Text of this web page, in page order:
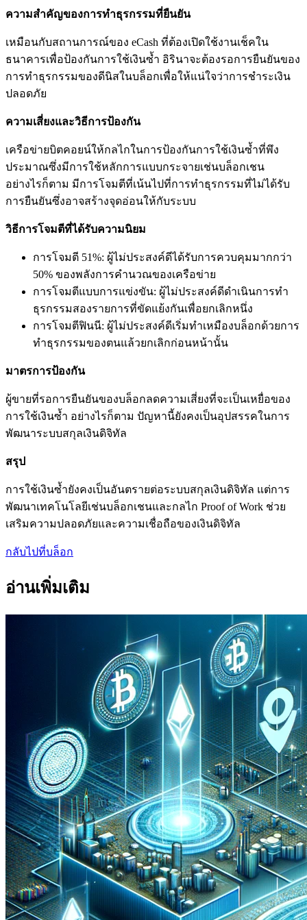
ความสำคัญของการทำธุรกรรมที่ยืนยัน
เหมือนกับสถานการณ์ของ eCash ที่ต้องเปิดใช้งานเช็คใน
ธนาคารเพื่อป้องกันการใช้เงินซ้ำ อิรินาจะต้องรอการยืนยันของ
การทำธุรกรรมของดีนิสในบล็อกเพื่อให้แน่ใจว่าการชำระเงิน
ปลอดภัย
ความเสี่ยงและวิธีการป้องกัน
เครือข่ายบิตคอยน์ให้กลไกในการป้องกันการใช้เงินซ้ำที่พึง
ประมาณซึ่งมีการใช้หลักการแบบกระจายเช่นบล็อกเชน
อย่างไรก็ตาม มีการโจมตีที่เน้นไปที่การทำธุรกรรมที่ไม่ได้รับ
การยืนยันซึ่งอาจสร้างจุดอ่อนให้กับระบบ
วิธีการโจมตีที่ได้รับความนิยม
การโจมตี 51%: ผู้ไม่ประสงค์ดีได้รับการควบคุมมากกว่า
50% ของพลังการคำนวณของเครือข่าย
การโจมตีแบบการแข่งขัน: ผู้ไม่ประสงค์ดีดำเนินการทำ
ธุรกรรมสองรายการที่ขัดแย้งกันเพื่อยกเลิกหนึ่ง
การโจมตีฟินนี: ผู้ไม่ประสงค์ดีเริ่มทำเหมืองบล็อกด้วยการ
ทำธุรกรรมของตนแล้วยกเลิกก่อนหน้านั้น
มาตรการป้องกัน
ผู้ขายที่รอการยืนยันของบล็อกลดความเสี่ยงที่จะเป็นเหยื่อของ
การใช้เงินซ้ำ อย่างไรก็ตาม ปัญหานี้ยังคงเป็นอุปสรรคในการ
พัฒนาระบบสกุลเงินดิจิทัล
สรุป
การใช้เงินซ้ำยังคงเป็นอันตรายต่อระบบสกุลเงินดิจิทัล แต่การ
พัฒนาเทคโนโลยีเช่นบล็อกเชนและกลไก Proof of Work ช่วย
เสริมความปลอดภัยและความเชื่อถือของเงินดิจิทัล
กลับไปที่บล็อก
อ่านเพิ่มเติม